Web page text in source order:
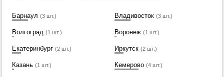
Барнаул (3 шт.) Владивосток (3 шт.)
Волгоград (1 шт.) Воронеж (1 шт.)
Екатеринбург (2 шт.) Иркутск (2 шт.)
Казань (1 шт.) Кемерово (4 шт.)